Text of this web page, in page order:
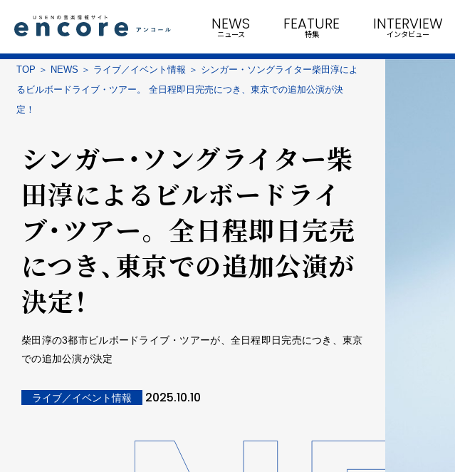
NEWS
ニュース
FEATURE
特集
INTERVIEW
インタビュー
TOP NEWS ライブ／イベント情報
シンガー・ソングライター柴田淳によ
るビルボードライブ・ツアー。 全日程即日完売につき、東京での追加公演が決
定！
シンガー・ソングライター柴
田淳によるビルボードライ
ブ・ツアー。 全日程即日完売
につき、東京での追加公演が
決定！
柴田淳の3都市ビルボードライブ・ツアーが、全日程即日完売につき、東京
での追加公演が決定
ライブ／イベント情報 2025.10.10